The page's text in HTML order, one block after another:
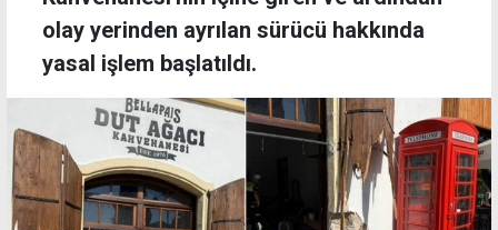
olay yerinden ayrılan sürücü hakkında
yasal işlem başlatıldı.